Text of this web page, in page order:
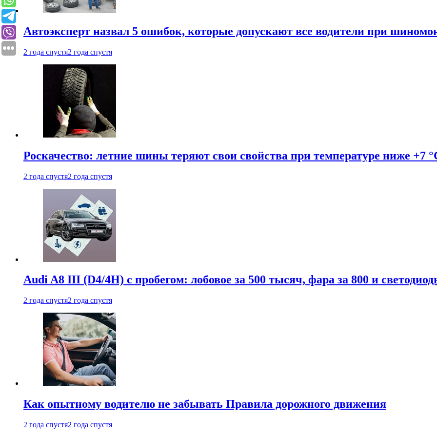
Автоэксперт назвал 5 ошибок, которые допускают все водители при
2 года спустя2 года спустя
Роскачество: летние шины теряют свои свойства при температуре ниже +7
2 года спустя2 года спустя
Audi A8 III (D4/4H) c пробегом: лобовое за 500 тысяч, фара за 800 и
2 года спустя2 года спустя
Как опытному водителю не забывать Правила дорожного движения
2 года спустя2 года спустя